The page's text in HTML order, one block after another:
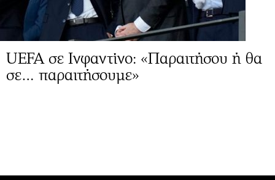
UEFA σε Ινφαντίνο: «Παραιτήσου ή θα
σε… παραιτήσουμε»